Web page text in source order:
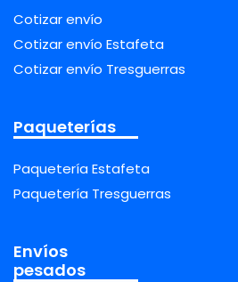
Cotizar envío
Cotizar envío Estafeta
Cotizar envío Tresguerras
Paqueterías
Paquetería Estafeta
Paquetería Tresguerras
Envíos
pesados